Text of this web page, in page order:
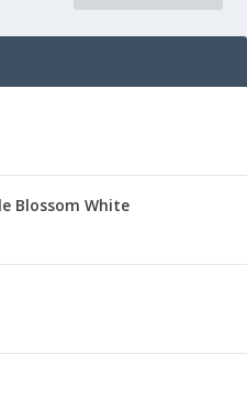
Blossom White